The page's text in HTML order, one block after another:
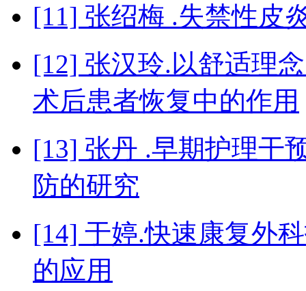
[11] 张绍梅 .失禁性皮
[12] 张汉玲.以舒适理
术后患者恢复中的作用
[13] 张丹 .早期护理干
防的研究
[14] 于婷.快速康复外
的应用